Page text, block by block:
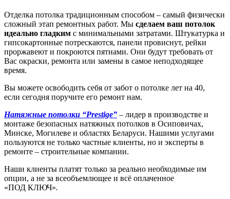
Отделка потолка традиционным способом – самый физически
сложный этап ремонтных работ. Мы сделаем ваш потолок
идеально гладким с минимальными затратами. Штукатурка и
гипсокартонные потрескаются, панели провиснут, рейки
проржавеют и покроются пятнами. Они будут требовать от
Вас окраски, ремонта или замены в самое неподходящее
время.
Вы можете освободить себя от забот о потолке лет на 40,
если сегодня поручите его ремонт нам.
Натяжные потолки “Prestige” – лидер в производстве и
монтаже безопасных натяжных потолков в Осиповичах,
Минске, Могилеве и областях Беларуси. Нашими услугами
пользуются не только частные клиенты, но и эксперты в
ремонте – строительные компании.
Наши клиенты платят только за реально необходимые им
опции, а не за всеобъемлющее и всё оплаченное
«ПОД КЛЮЧ».